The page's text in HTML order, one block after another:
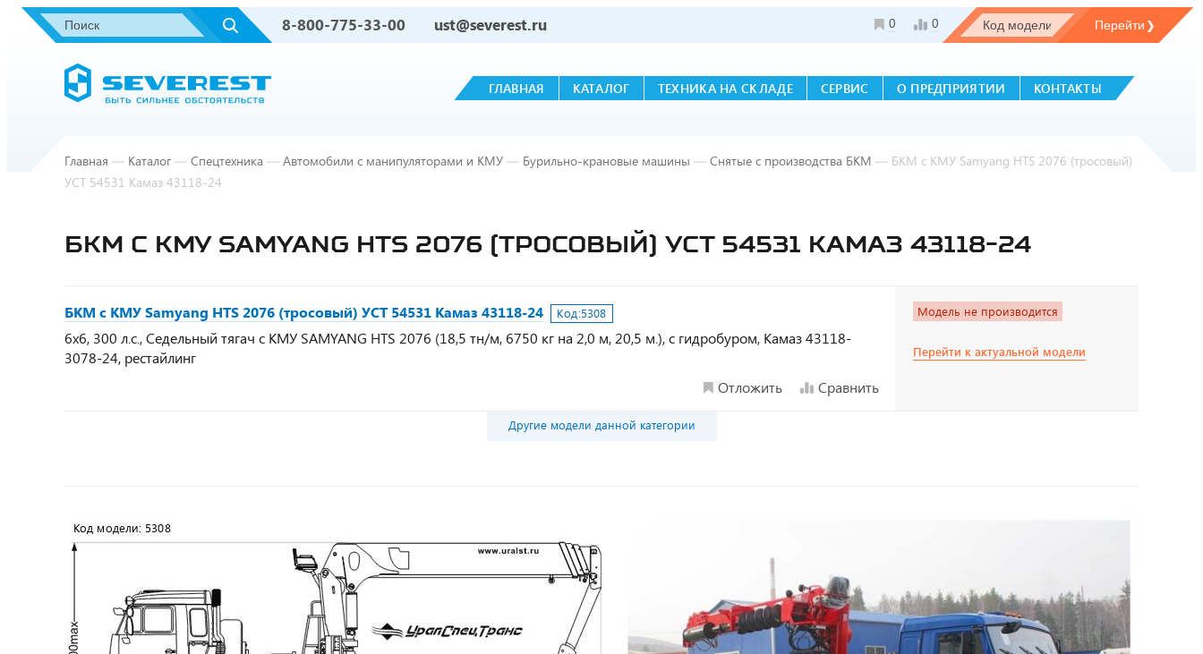
8-800-775-33-00 ust@severest.ru 0 0
ГЛАВНАЯ КАТАЛОГ ТЕХНИКА НА СКЛАДЕ СЕРВИС О ПРЕДПРИЯТИИ КОНТАКТЫ
Главная — Каталог — Спецтехника — Автомобили с манипуляторами и КМУ — Бурильно-крановые машины — Снятые с производства БКМ — БКМ с КМУ Samyang НТS 2076 (тросовый)
УСТ 54531 Камаз 43118-24
БКМ С КМУ SAMYANG НТS 2076 (ТРОСОВЫЙ) УСТ 54531 КАМАЗ 43118-24
БКМ с КМУ Samyang НТS 2076 (тросовый) УСТ 54531 Камаз 43118-24 Код:5308
6х6, 300 л.с., Седельный тягач с КМУ SAMYANG НТS 2076 (18,5 тн/м, 6750 кг на 2,0 м, 20,5 м.), с гидробуром, Камаз 43118-
3078-24, рестайлинг
Отложить
Сравнить
Модель не производится
Перейти к актуальной модели
Другие модели данной категории